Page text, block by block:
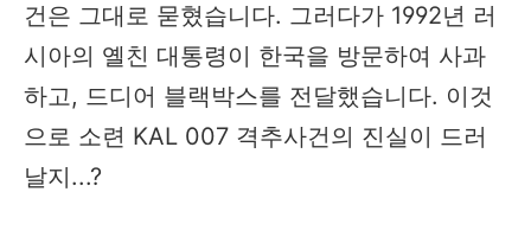
건은 그대로 묻혔습니다. 그러다가 1992년 러
시아의 옐친 대통령이 한국을 방문하여 사과
하고, 드디어 블랙박스를 전달했습니다. 이것
으로 소련 KAL 007 격추사건의 진실이 드러
날지...?